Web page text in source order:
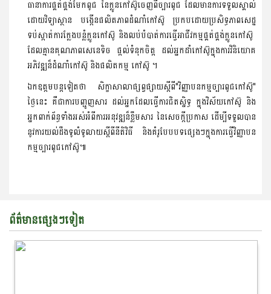
ធានា​ការផ្គត់ផ្គង់​មែក​ពូជ​ នៃ​ក្លូន​កៅស៊ូ​ចេញពី​ច្បារ​ពូជ ដែលមាន​ការទទួលស្គាល់​
ដោយ​វិទ្យាស្ថាន បង្កើន​ផលិតភាព​ដំណាំ​កៅស៊ូ​ ប្រកបដោយ​ប្រសិទ្ធភាព​សេដ្ឋ​
ទប់ស្កាត់​ការ​ក្លែងបន្លំ​ក្លូន​កៅស៊ូ​ និង​លប់បំបាត់​ការធ្វើ​អាជីវកម្ម​ផ្គត់ផ្គង់​ក្លូន​កៅស៊ូ ​
ដែល​គ្មាន​គុណភាព​សេនេទិច ផ្ដល់​ទំនុកចិត្ដ ដ​ល់អ្ន​កដាំ​កៅស៊ូ​ក្នុងការ​វិនិយោគ
អភិវឌ្ឍ​ន៏​ដំណាំ​កៅស៊ូ និង​ផលិតកម្ម កៅស៊ូ ។
ឯកឧត្ដម​បន្ដទៀតថា សិក្ខាសាលា​ផ្សព្វផ្សាយ​ស្ដីពី"វិ​ញ្ញាប​នក​ម្ម​ច្បារ​ពូជ​កៅស៊ូ"
ថ្ងៃនេះ ​គឺជា​កា​រប​ញ្ជូ​ញ​សារ​ ដល់​អ្នក​ដែល​ធ្វើការ​ជិតស្និទ្ធ ​ក្នុង​វិស័យ​កៅស៊ូ​ និង​
អ្នកពាក់ព័ន្ធ​ទាំងអស់​អំពី​ការ​អនុ​វ​ឌ្ឍ​ន៏​ខ្លឹមសារ ​នៃ​សេចក្ដីប្រកាស​ ដើម្បី​ទទួលបាន​
នូវ​ការយល់ដឹង​ទូលំទូលាយ​ស្ដីពី​នីតិវិធី និង​គំរូ​បែបបទផ្សេងៗក្នុងការ​ធ្វើ​វិ​ញ្ញាប​ន​
កម្ម​ច្បារ​ពូជ​កៅស៊ូ៕
ព័ត៌មានផ្សេងៗទៀត